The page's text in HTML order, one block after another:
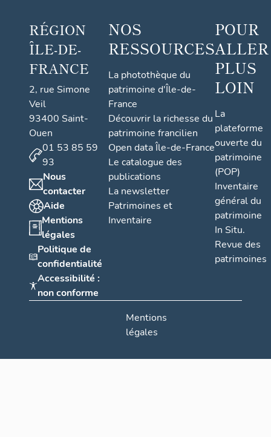
RÉGION
ÎLE-DE-
FRANCE
2, rue Simone
Veil
93400 Saint-
Ouen
01 53 85 59
93
Nous
contacter
Aide
Mentions
légales
Politique de
confidentialité
Accessibilité :
non conforme
NOS
RESSOURCES
La photothèque du
patrimoine d'Île-de-
France
Découvrir la richesse du
patrimoine francilien
Open data Île-de-France
Le catalogue des
publications
La newsletter
Patrimoines et
Inventaire
POUR
ALLER
PLUS
LOIN
La
plateforme
ouverte du
patrimoine
(POP)
Inventaire
général du
patrimoine
In Situ.
Revue des
patrimoines
Mentions
légales